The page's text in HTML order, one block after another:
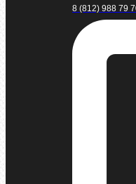
8 (812) 988 79